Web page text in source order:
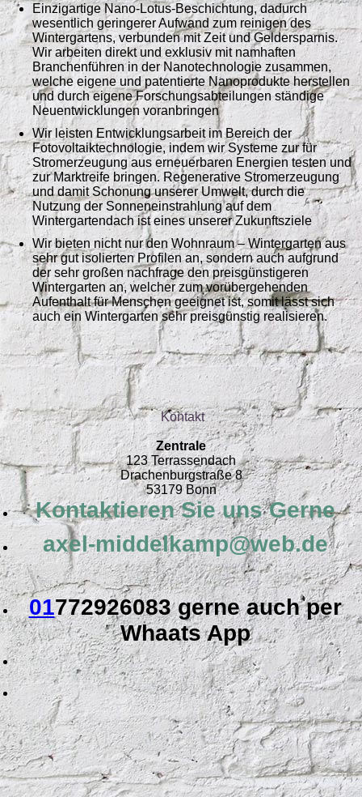
Einzigartige Nano-Lotus-Beschichtung, dadurch
wesentlich geringerer Aufwand zum reinigen des
Wintergartens, verbunden mit Zeit und Geldersparnis.
Wir arbeiten direkt und exklusiv mit namhaften
Branchenführen in der Nanotechnologie zusammen,
welche eigene und patentierte Nanoprodukte herstellen
und durch eigene Forschungsabteilungen ständige
Neuentwicklungen voranbringen
Wir leisten Entwicklungsarbeit im Bereich der
Fotovoltaiktechnologie, indem wir Systeme zur für
Stromerzeugung aus erneuerbaren Energien testen und
zur Marktreife bringen. Regenerative Stromerzeugung
und damit Schonung unserer Umwelt, durch die
Nutzung der Sonneneinstrahlung auf dem
Wintergartendach ist eines unserer Zukunftsziele
Wir bieten nicht nur den Wohnraum – Wintergarten aus
sehr gut isolierten Profilen an, sondern auch aufgrund
der sehr großen nachfrage den preisgünstigeren
Wintergarten an, welcher zum vorübergehenden
Aufenthalt für Menschen geeignet ist, somit lässt sich
auch ein Wintergarten sehr preisgünstig realisieren.
Kontakt
Zentrale
123 Terrassendach
Drachenburgstraße 8
53179 Bonn
Kontaktieren Sie uns Gerne
axel-middelkamp@web.de
01772926083 gerne auch per
Whaats App